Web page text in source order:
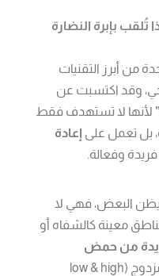
تُلقب بإبرة النضارة
من أبرز التقنيات
وقد اكتسبت عن
لأنها لا تستهدف فقط
بل تعمل على إعادة
فريدة وفعالة.
يظن البعض، فهي لا
معينة كالشفاه أو
من حمض
بتركيز مزدوج (low & high